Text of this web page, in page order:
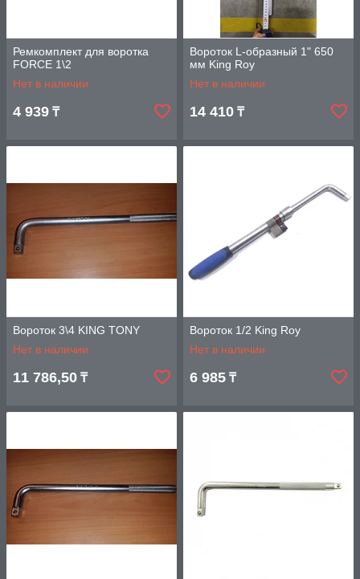
Ремкомплект для воротка
FORCE 1\2
Нет в наличии
4 939 ₸
Вороток L-образный 1" 650
мм King Roy
Нет в наличии
14 410 ₸
Вороток 3\4 KING TONY
Нет в наличии
11 786,50 ₸
Вороток 1/2 King Roy
Нет в наличии
6 985 ₸